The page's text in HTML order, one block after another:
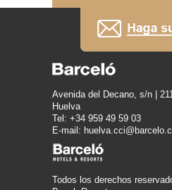
Avenida del Decano, s/n |
Huelva
Tel: +34 959 49 59 03
E-mail:
Todos los derechos